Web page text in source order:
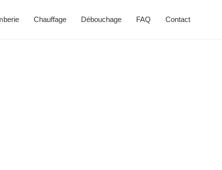
Chauffage Débouchage FAQ Contact